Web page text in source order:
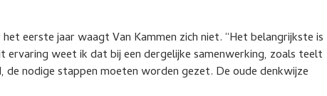
eerste jaar waagt Van Kammen zich niet. “Het belangrijkste is
ervaring weet ik dat bij een dergelijke samenwerking, zoals teelt
de nodige stappen moeten worden gezet. De oude denkwijze